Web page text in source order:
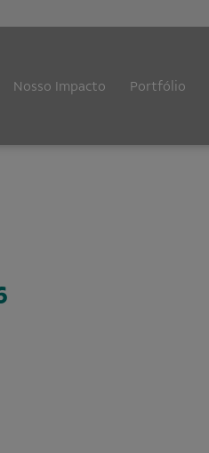
Nosso Impacto Portfólio